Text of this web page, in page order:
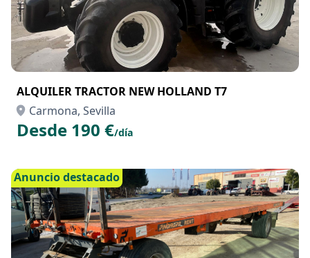
ALQUILER TRACTOR NEW HOLLAND T7
Carmona, Sevilla
Desde 190 €/día
Anuncio destacado